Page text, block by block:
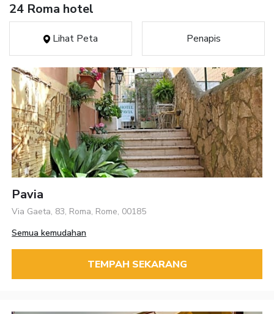
24 Roma hotel
Lihat Peta Penapis
Pavia
Via Gaeta, 83, Roma, Rome, 00185
Semua kemudahan
TEMPAH SEKARANG